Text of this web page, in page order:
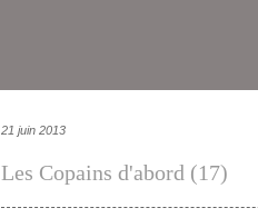
21 juin 2013
Les Copains d'abord (17)